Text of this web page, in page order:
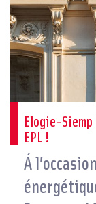
Elogie-Siemp
EPL !
Á